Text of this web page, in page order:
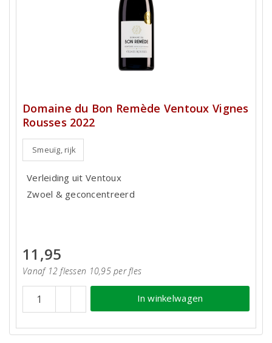
Domaine du Bon Remède Ventoux Vignes
Rousses 2022
Smeuïg, rijk
Verleiding uit Ventoux
Zwoel & geconcentreerd
11,95
Vanaf 12 flessen 10,95 per fles
In winkelwagen